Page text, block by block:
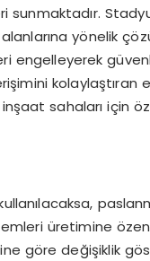
yönelik
engelleyerek
kolaylaştıran
sahaları için
üretimine
göre değişiklik